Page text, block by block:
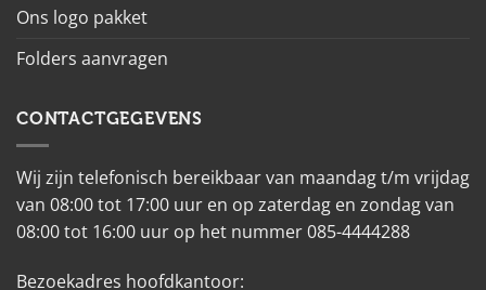
Ons logo pakket
Folders aanvragen
CONTACTGEGEVENS
Wij zijn telefonisch bereikbaar van maandag t/m vrijdag
van 08:00 tot 17:00 uur en op zaterdag en zondag van
08:00 tot 16:00 uur op het nummer 085-4444288
Bezoekadres hoofdkantoor: